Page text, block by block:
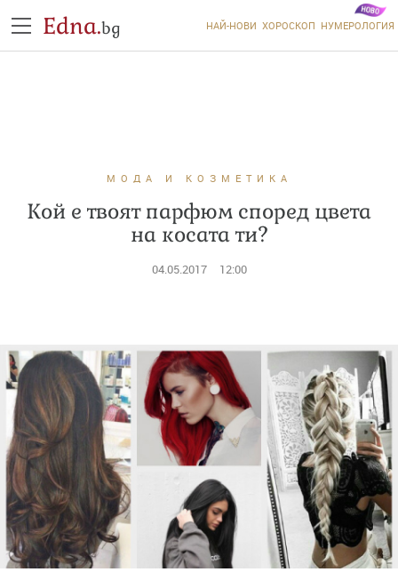
Edna.bg НАЙ-НОВИ ХОРОСКОП НУМЕРОЛОГИЯ
МОДА И КОЗМЕТИКА
Кой е твоят парфюм според цвета
на косата ти?
04.05.2017 12:00